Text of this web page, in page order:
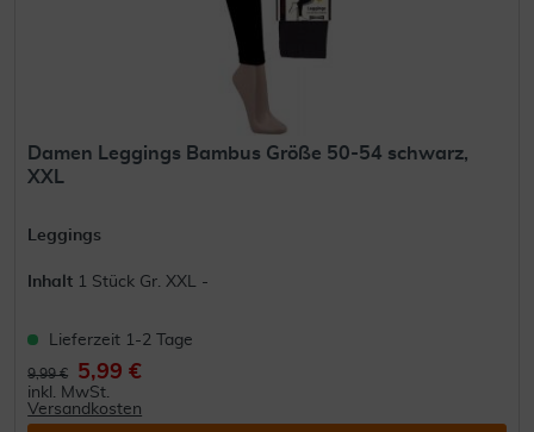
Damen Leggings Bambus Größe 50-54 schwarz,
XXL
Leggings
Inhalt 1 Stück Gr. XXL -
Lieferzeit 1-2 Tage
9,99 € 5,99 €
inkl. MwSt.
Versandkosten